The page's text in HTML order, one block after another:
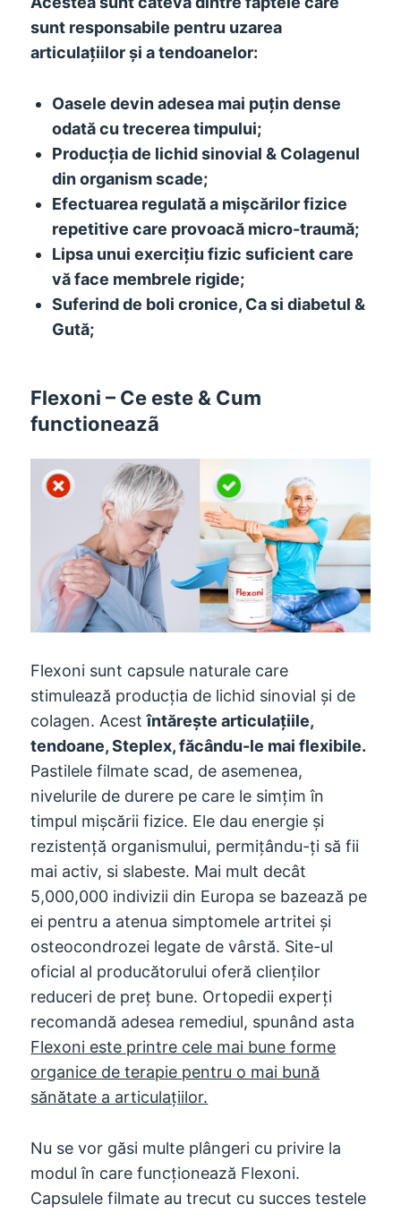
sunt responsabile pentru uzarea
articulațiilor și a tendoanelor:
Oasele devin adesea mai puțin dense
odată cu trecerea timpului;
Producția de lichid sinovial & Colagenul
din organism scade;
Efectuarea regulată a mișcărilor fizice
repetitive care provoacă micro-traumă;
Lipsa unui exercițiu fizic suficient care
vă face membrele rigide;
Suferind de boli cronice, Ca si diabetul &
Gută;
Flexoni – Ce este & Cum
functioneazã
Flexoni sunt capsule naturale care
stimulează producția de lichid sinovial și de
colagen. Acestîntărește articulațiile,
tendoane, Steplex, făcându-le mai flexibile.
Pastilele filmate scad, de asemenea,
nivelurile de durere pe care le simțim în
timpul mișcării fizice. Ele dau energie și
rezistență organismului, permițându-ți să fii
mai activ, si slabeste. Mai mult decât
5,000,000 indivizii din Europa se bazează pe
ei pentru a atenua simptomele artritei și
osteocondrozei legate de vârstă. Site-ul
oficial al producătorului oferă clienților
reduceri de preț bune. Ortopedii experți
recomandă adesea remediul, spunând asta
Flexoni este printre cele mai bune forme
organice de terapie pentru o mai bună
sănătate a articulațiilor.
Nu se vor găsi multe plângeri cu privire la
modul în care funcționează Flexoni.
Capsulele filmate au trecut cu succes testele